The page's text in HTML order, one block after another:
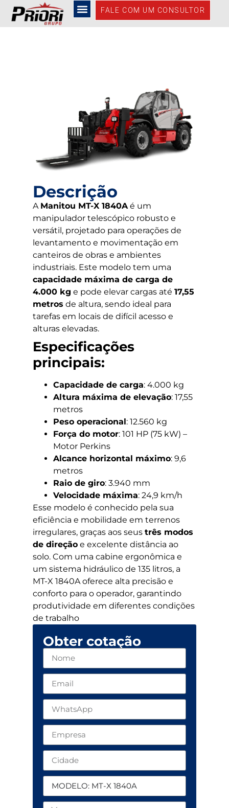
FALE COM UM CONSULTOR
Descrição
A Manitou MT-X 1840A é um
manipulador telescópico robusto e
versátil, projetado para operações de
levantamento e movimentação em
canteiros de obras e ambientes
industriais. Este modelo tem uma
capacidade máxima de carga de
4.000 kg e pode elevar cargas até 17,55
metros de altura, sendo ideal para
tarefas em locais de difícil acesso e
alturas elevadas.
Especificações
principais:
Capacidade de carga: 4.000 kg
Altura máxima de elevação: 17,55
metros
Peso operacional: 12.560 kg
Força do motor: 101 HP (75 kW) –
Motor Perkins
Alcance horizontal máximo: 9,6
metros
Raio de giro: 3.940 mm
Velocidade máxima: 24,9 km/h
Esse modelo é conhecido pela sua
eficiência e mobilidade em terrenos
irregulares, graças aos seus três modos
de direção e excelente distância ao
solo. Com uma cabine ergonômica e
um sistema hidráulico de 135 litros, a
MT-X 1840A oferece alta precisão e
conforto para o operador, garantindo
produtividade em diferentes condições
de trabalho
Obter cotação